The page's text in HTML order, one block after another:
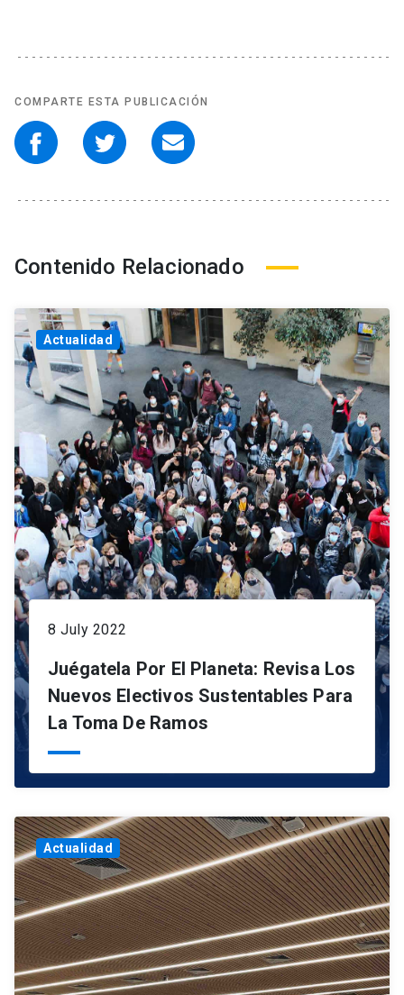
COMPARTE ESTA PUBLICACIÓN
Contenido Relacionado
Actualidad
8 July 2022
Juégatela Por El Planeta: Revisa Los
Nuevos Electivos Sustentables Para
La Toma De Ramos
Actualidad